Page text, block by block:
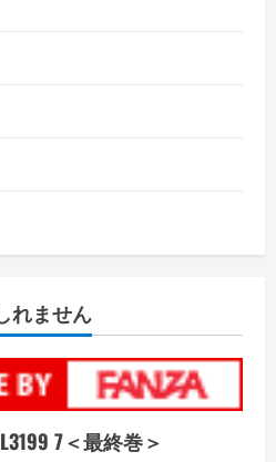
れません
7＜最終巻＞